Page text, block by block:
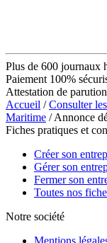
Plus de 600 journaux
Paiement 100%
Attestation de
Accueil /Consulter
Maritime / Annonce
Fiches pratiques et
Créer son
Gérer son
Fermer son
Toutes nos
Notre société
Mentions